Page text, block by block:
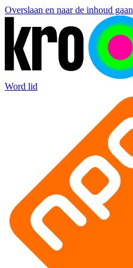
Overslaan en naar de inhoud gaan
Word lid